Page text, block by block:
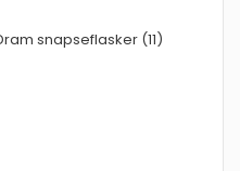
snapseflasker (11)